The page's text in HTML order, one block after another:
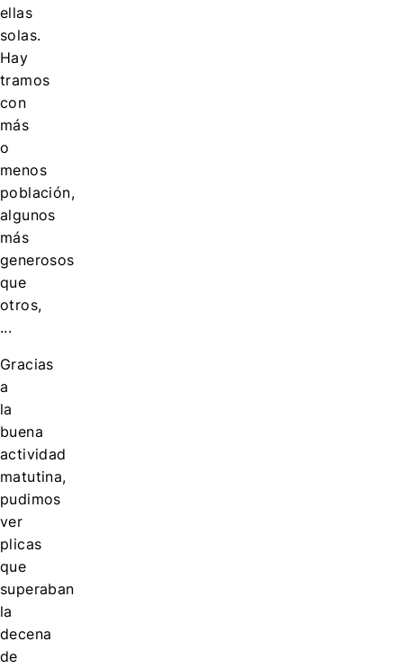
ellas
solas.
Hay
tramos
con
más
o
menos
población,
algunos
más
generosos
que
otros,
...
Gracias
a
la
buena
actividad
matutina,
pudimos
ver
plicas
que
superaban
la
decena
de